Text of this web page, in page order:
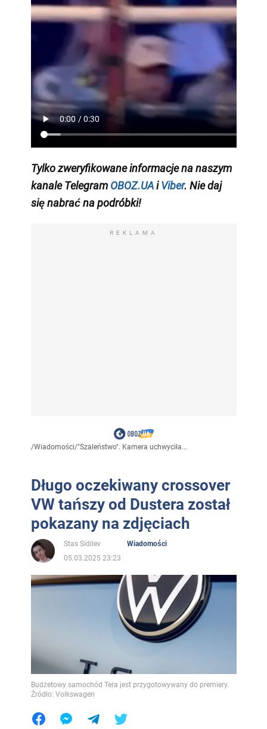
Tylko zweryfikowane informacje na naszym
kanale Telegram OBOZ.UA iViber. Nie daj
się nabrać na podróbki!
REKLAMA
/Wiadomości/"Szaleństwo". Kamera uchwyciła...
Długo oczekiwany crossover
VW tańszy od Dustera został
pokazany na zdjęciach
Stas Sidilev
Wiadomości
05.03.2025 23:23
Budżetowy samochód Tera jest przygotowywany do premiery.
Źródło: Volkswagen